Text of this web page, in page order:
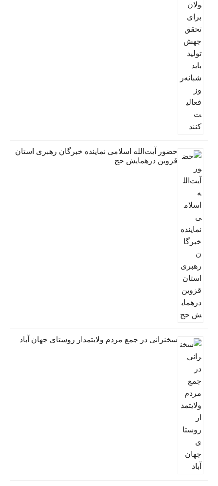
حضور آیت‌الله اسلامی نماینده خبرگان رهبری استان
قزوین درهمایش حج
سخنرانی در جمع مردم ولایتمدار روستای جهان آباد